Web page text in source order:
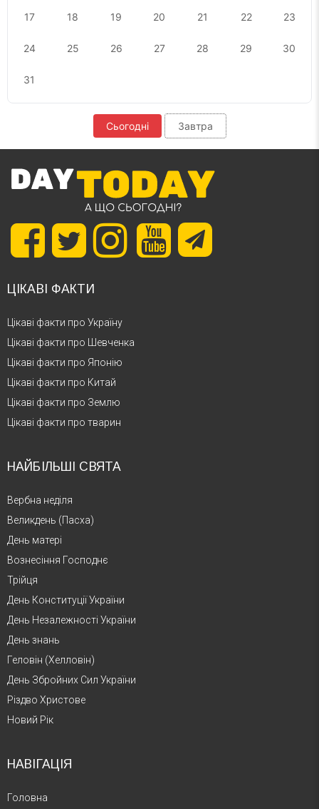
17 18 19 20 21 22 23
24 25 26 27 28 29 30
31
Сьогодні Завтра
ЦІКАВІ ФАКТИ
Цікаві факти про Україну
Цікаві факти про Шевченка
Цікаві факти про Японію
Цікаві факти про Китай
Цікаві факти про Землю
Цікаві факти про тварин
НАЙБІЛЬШІ СВЯТА
Вербна неділя
Великдень (Пасха)
День матері
Вознесіння Господнє
Трійця
День Конституції України
День Незалежності України
День знань
Геловін (Хелловін)
День Збройних Сил України
Різдво Христове
Новий Рік
НАВІГАЦІЯ
Головна